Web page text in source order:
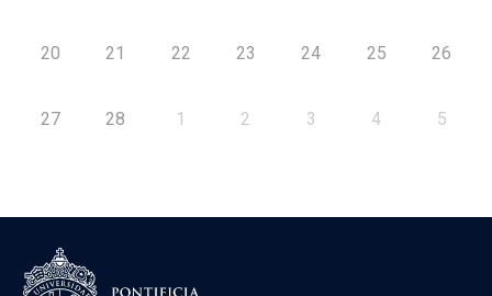
20 21 22 23 24 25 26
27 28 1 2 3 4 5